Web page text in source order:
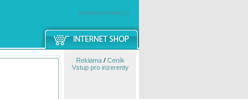
windowsmobile.cz
Reklama/ Ceník
Vstup pro inzerenty